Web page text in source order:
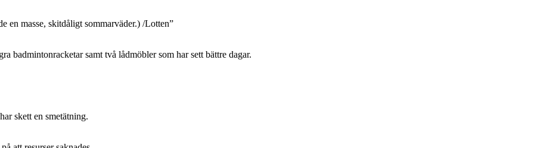
en masse, skitdåligt sommarväder.) /Lotten”
badmintonracketar samt två lådmöbler som har sett bättre dagar.
skett en smetätning.